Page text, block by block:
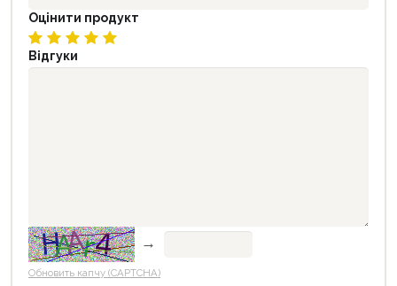
Оцінити продукт
Відгуки
→
Обновить капчу (CAPTCHA)